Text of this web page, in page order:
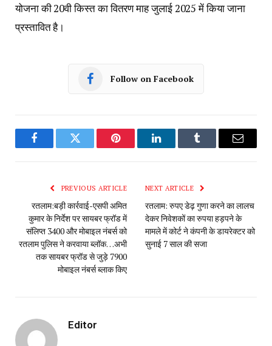
योजना की 20वी किस्त का वितरण माह जुलाई 2025 में किया जाना
प्रस्तावित है।
Follow on Facebook
FacebookTwitter Pinterest LinkedInTumblr Email
PREVIOUS ARTICLE
रतलाम:बड़ी कार्रवाई-एसपी अमित
कुमार के निर्देश पर सायबर फ्रॉड में
संलिप्त 3400 और मोबाइल नंबर्स को
रतलाम पुलिस ने करवाया ब्लॉक…अभी
तक सायबर फ्रॉड से जुड़े 7900
मोबाइल नंबर्स ब्लाक किए
NEXT ARTICLE
रतलाम: रुपए डेढ़ गुणा करने का लालच
देकर निवेशकों का रुपया हड़पने के
मामले में कोर्ट ने कंपनी के डायरेक्टर को
सुनाई 7 साल की सजा
Editor